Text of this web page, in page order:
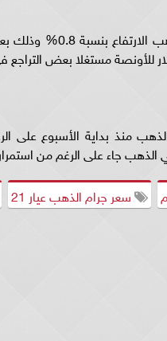
ومنذ بداية الأسبوع
منذ بداية الأسبوع على
الذهب جاء على الرغم من
سعر جرام الذهب عيار 21